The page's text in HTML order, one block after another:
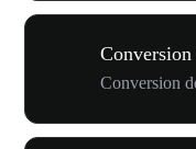
Conversion